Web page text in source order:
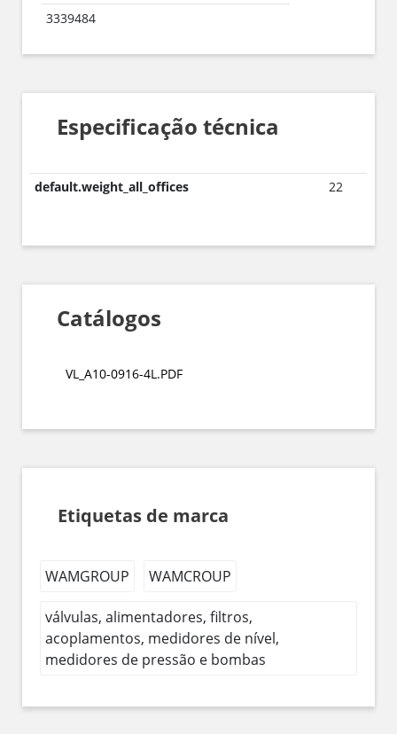
3339484
Especificação técnica
default.weight_all_offices 22
Catálogos
VL_A10-0916-4L.PDF
Etiquetas de marca
WAMGROUP WAMCROUP
válvulas, alimentadores, filtros,
acoplamentos, medidores de nível,
medidores de pressão e bombas